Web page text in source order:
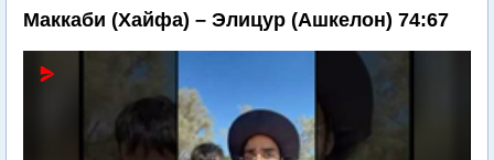
Маккаби (Хайфа) – Элицур (Ашкелон) 74:67